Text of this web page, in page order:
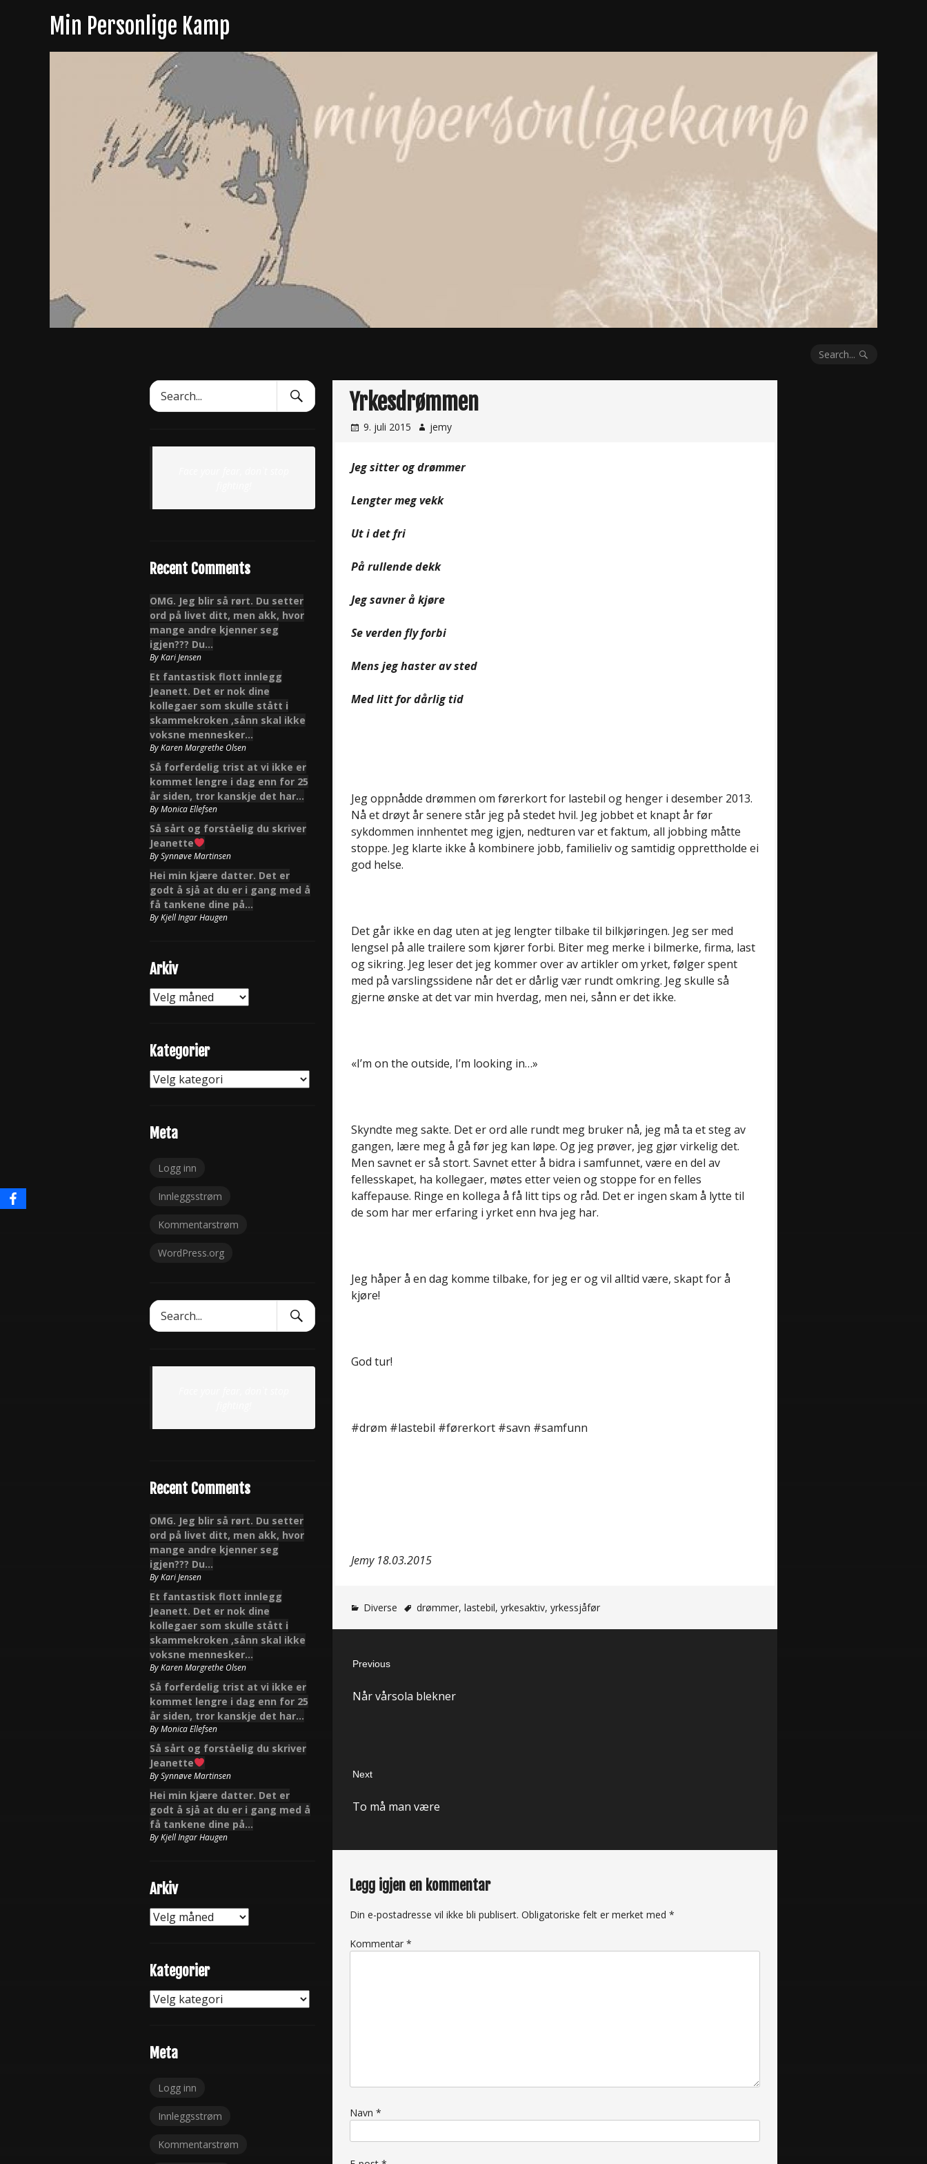
Min Personlige Kamp
Search...
Yrkesdrømmen
9. juli 2015 jemy
Jeg sitter og drømmer
Lengter meg vekk
Ut i det fri
På rullende dekk
Jeg savner å kjøre
Se verden fly forbi
Mens jeg haster av sted
Med litt for dårlig tid
Jeg oppnådde drømmen om førerkort for lastebil og henger i desember 2013.
Nå et drøyt år senere står jeg på stedet hvil. Jeg jobbet et knapt år før
sykdommen innhentet meg igjen, nedturen var et faktum, all jobbing måtte
stoppe. Jeg klarte ikke å kombinere jobb, familieliv og samtidig opprettholde ei
god helse.
Det går ikke en dag uten at jeg lengter tilbake til bilkjøringen. Jeg ser med
lengsel på alle trailere som kjører forbi. Biter meg merke i bilmerke, firma, last
og sikring. Jeg leser det jeg kommer over av artikler om yrket, følger spent
med på varslingssidene når det er dårlig vær rundt omkring. Jeg skulle så
gjerne ønske at det var min hverdag, men nei, sånn er det ikke.
«I’m on the outside, I’m looking in…»
Skyndte meg sakte. Det er ord alle rundt meg bruker nå, jeg må ta et steg av
gangen, lære meg å gå før jeg kan løpe. Og jeg prøver, jeg gjør virkelig det.
Men savnet er så stort. Savnet etter å bidra i samfunnet, være en del av
fellesskapet, ha kollegaer, møtes etter veien og stoppe for en felles
kaffepause. Ringe en kollega å få litt tips og råd. Det er ingen skam å lytte til
de som har mer erfaring i yrket enn hva jeg har.
Jeg håper å en dag komme tilbake, for jeg er og vil alltid være, skapt for å
kjøre!
God tur!
#drøm #lastebil #førerkort #savn #samfunn
Jemy 18.03.2015
Diverse drømmer, lastebil, yrkesaktiv, yrkessjåfør
Previous
post:
Når vårsola blekner
Next
post:
To må man være
Legg igjen en kommentar
Din e-postadresse vil ikke bli publisert. Obligatoriske felt er merket med *
Kommentar *
Navn *
Search
for:
Search
Submit
Recent Comments
OMG. Jeg blir så rørt. Du setter
ord på livet ditt, men akk, hvor
mange andre kjenner seg
igjen??? Du…
ByKari Jensen
Et fantastisk flott innlegg
Jeanett. Det er nok dine
kollegaer som skulle stått i
skammekroken ,sånn skal ikke
voksne mennesker…
ByKaren Margrethe Olsen
Så forferdelig trist at vi ikke er
kommet lengre i dag enn for 25
år siden, tror kanskje det har…
ByMonica Ellefsen
Så sårt og forståelig du skriver
Jeanette
BySynnøve Martinsen
Hei min kjære datter. Det er
godt å sjå at du er i gang med å
få tankene dine på…
ByKjell Ingar Haugen
Arkiv
Arkiv
Kategorier
Kategorier
Meta
Logg inn
Innleggsstrøm
Kommentarstrøm
WordPress.org
Search
for:
Search
Submit
Recent Comments
OMG. Jeg blir så rørt. Du setter
ord på livet ditt, men akk, hvor
mange andre kjenner seg
igjen??? Du…
ByKari Jensen
Et fantastisk flott innlegg
Jeanett. Det er nok dine
kollegaer som skulle stått i
skammekroken ,sånn skal ikke
voksne mennesker…
ByKaren Margrethe Olsen
Så forferdelig trist at vi ikke er
kommet lengre i dag enn for 25
år siden, tror kanskje det har…
ByMonica Ellefsen
Så sårt og forståelig du skriver
Jeanette
BySynnøve Martinsen
Hei min kjære datter. Det er
godt å sjå at du er i gang med å
få tankene dine på…
ByKjell Ingar Haugen
Arkiv
Arkiv
Kategorier
Kategorier
Meta
Logg inn
Innleggsstrøm
Kommentarstrøm